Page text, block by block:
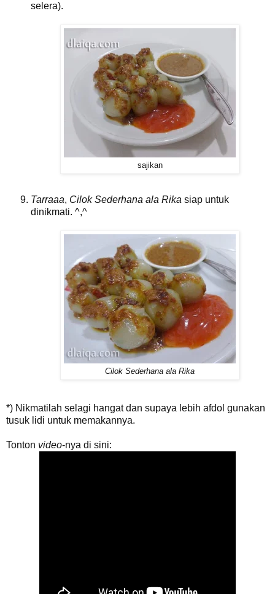
selera).
sajikan
Tarraaa, Cilok Sederhana ala Rika siap untuk
dinikmati. ^,^
Cilok Sederhana ala Rika
*) Nikmatilah selagi hangat dan supaya lebih afdol gunakan
tusuk lidi untuk memakannya.
Tonton video-nya di sini: